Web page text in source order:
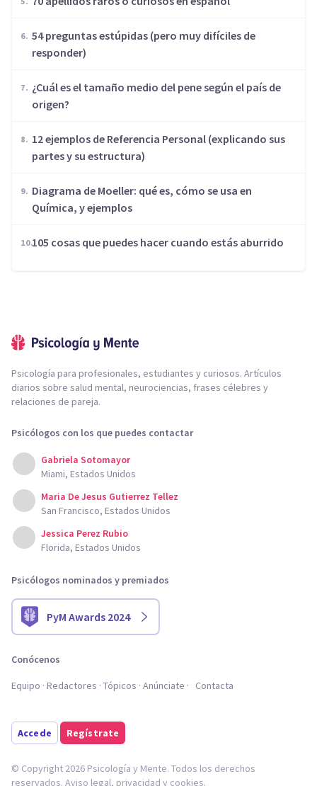
54 preguntas estúpidas (pero muy difíciles de
responder)
¿Cuál es el tamaño medio del pene según el país de
origen?
12 ejemplos de Referencia Personal (explicando sus
partes y su estructura)
Diagrama de Moeller: qué es, cómo se usa en
Química, y ejemplos
105 cosas que puedes hacer cuando estás aburrido
Psicología para profesionales, estudiantes y curiosos. Artículos
diarios sobre salud mental, neurociencias, frases célebres y
relaciones de pareja.
Psicólogos con los que puedes contactar
Gabriela Sotomayor
Miami, Estados Unidos
Maria De Jesus Gutierrez Tellez
San Francisco, Estados Unidos
Jessica Perez Rubio
Florida, Estados Unidos
Psicólogos nominados y premiados
PyM Awards 2024
Conócenos
Equipo Redactores Tópicos Anúnciate Contacta
Accede Regístrate
© Copyright 2026 Psicología y Mente. Todos los derechos
reservados. Aviso legal, privacidad y cookies.